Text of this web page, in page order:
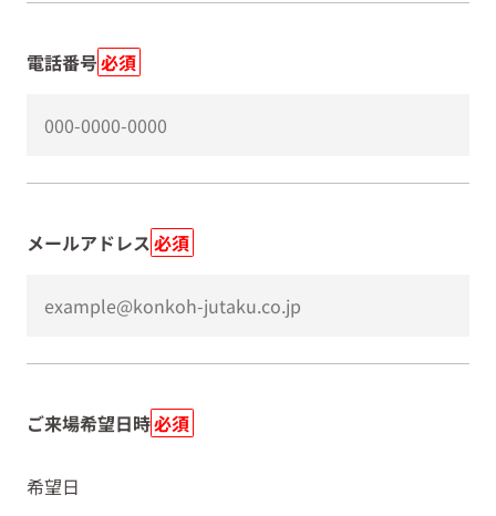
電話番号必須
メールアドレス必須
ご来場希望日時必須
希望日